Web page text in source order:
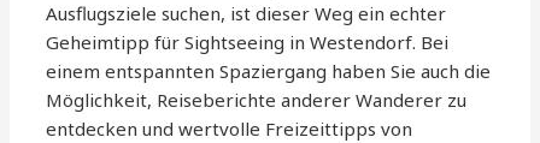
Ausflugsziele suchen, ist dieser Weg ein echter
Geheimtipp für Sightseeing in Westendorf. Bei
einem entspannten Spaziergang haben Sie auch die
Möglichkeit, Reiseberichte anderer Wanderer zu
entdecken und wertvolle Freizeittipps von